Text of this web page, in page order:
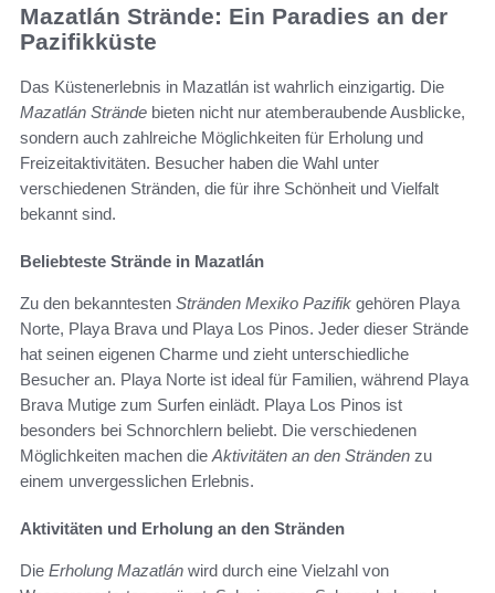
Mazatlán Strände: Ein Paradies an der
Pazifikküste
Das Küstenerlebnis in Mazatlán ist wahrlich einzigartig. Die
Mazatlán Strände bieten nicht nur atemberaubende Ausblicke,
sondern auch zahlreiche Möglichkeiten für Erholung und
Freizeitaktivitäten. Besucher haben die Wahl unter
verschiedenen Stränden, die für ihre Schönheit und Vielfalt
bekannt sind.
Beliebteste Strände in Mazatlán
Zu den bekanntesten Stränden Mexiko Pazifik gehören Playa
Norte, Playa Brava und Playa Los Pinos. Jeder dieser Strände
hat seinen eigenen Charme und zieht unterschiedliche
Besucher an. Playa Norte ist ideal für Familien, während Playa
Brava Mutige zum Surfen einlädt. Playa Los Pinos ist
besonders bei Schnorchlern beliebt. Die verschiedenen
Möglichkeiten machen die Aktivitäten an den Stränden zu
einem unvergesslichen Erlebnis.
Aktivitäten und Erholung an den Stränden
Die Erholung Mazatlán wird durch eine Vielzahl von